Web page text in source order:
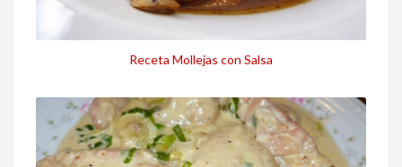
Receta Mollejas con Salsa